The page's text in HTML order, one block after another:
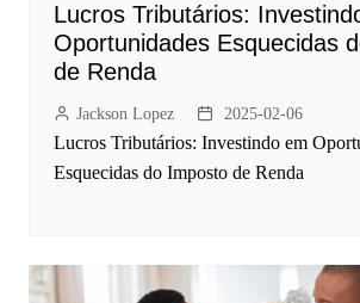
Lucros Tributários:
Oportunidades Esquecidas
de Renda
Jackson Lopez 2025-02-06
Lucros Tributários: Investindo em
Esquecidas do Imposto de Renda